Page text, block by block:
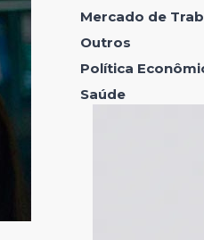
Mercado de
Outros
Política
Saúde